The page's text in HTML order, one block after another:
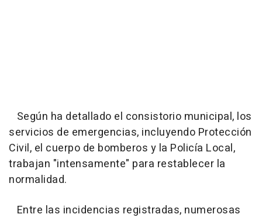
Según ha detallado el consistorio municipal, los
servicios de emergencias, incluyendo Protección
Civil, el cuerpo de bomberos y la Policía Local,
trabajan "intensamente" para restablecer la
normalidad.
Entre las incidencias registradas, numerosas